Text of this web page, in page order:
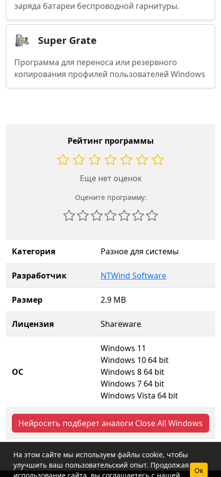
заряда батареи беспроводной гарнитуры.
Super Grate
Программа для переноса или резервного
копирования профилей пользователей Windows
Рейтинг программы
Еще нет оценок
Оцените программу:
Категория Разное для системы
Разработчик NTWind Software
Размер 2.9 MB
Лицензия Shareware
ОС
Windows 11
Windows 10 64 bit
Windows 8 64 bit
Windows 7 64 bit
Windows Vista 64 bit
Нейросеть подберет аналоги Close All Windows
На этом сайте мы используем файлы cookie, чтобы
улучшить ваш пользовательский опыт. Продолжая
Ок